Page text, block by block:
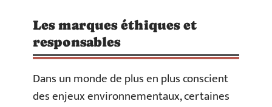
Les marques éthiques et
responsables
Dans un monde de plus en plus conscient
des enjeux environnementaux, certaines